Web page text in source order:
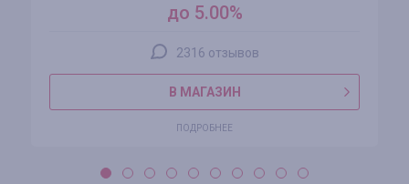
до 5.00%
2316 отзывов
В МАГАЗИН
ПОДРОБНЕЕ